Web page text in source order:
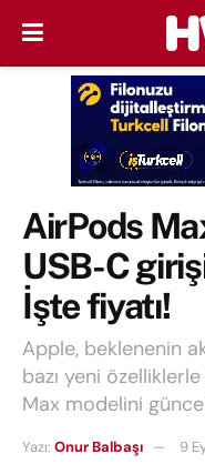
AirPods
USB-C
İşte fiyatı!
Apple, beklenenin
bazı yeni
Max modelini
Yazı: Onur Balbaşı 9